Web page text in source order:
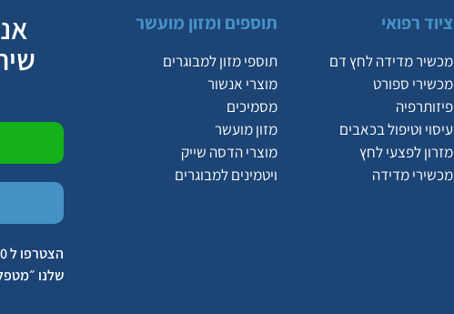
ציוד רפואי
מכשיר מדידה לחץ דם
מכשירי ספורט
פיזותרפיה
עיסוי וטיפול בכאבים
מזרון לפצעי לחץ
מכשירי מדידה
תוספים ומזון מועשר
תוספי מזון למבוגרים
מוצרי אנשור
מסמיכים
מזון מועשר
מוצרי הדסה שייק
ויטמינים למבוגרים
שלנו